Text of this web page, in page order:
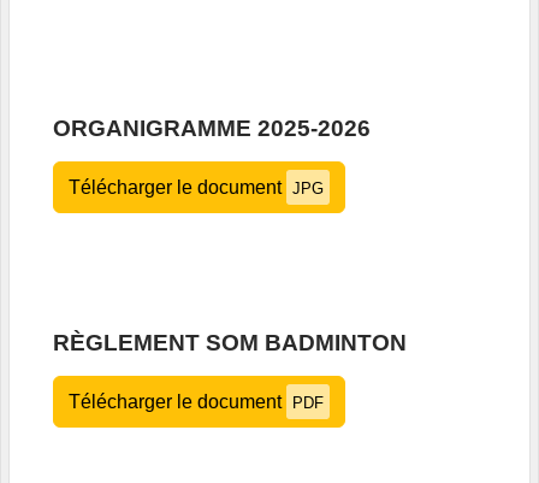
ORGANIGRAMME 2025-2026
Télécharger le document JPG
RÈGLEMENT SOM BADMINTON
Télécharger le document PDF